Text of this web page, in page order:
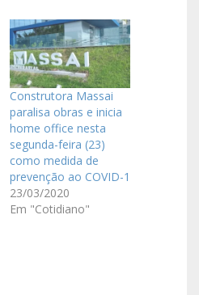
Construtora Massai
paralisa obras e inicia
home office nesta
segunda-feira (23)
como medida de
prevenção ao COVID-1
23/03/2020
Em "Cotidiano"